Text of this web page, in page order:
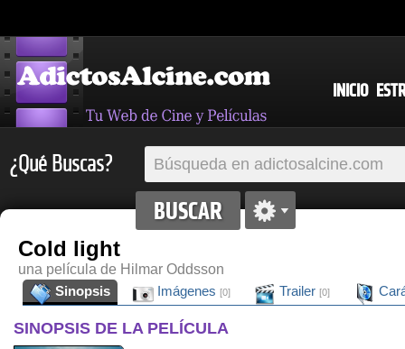
INICIO
¿Qué Buscas?
Cold light
una película de Hilmar Oddsson
Sinopsis
Imágenes [0] Trailer [0]
SINOPSIS DE LA PELÍCULA